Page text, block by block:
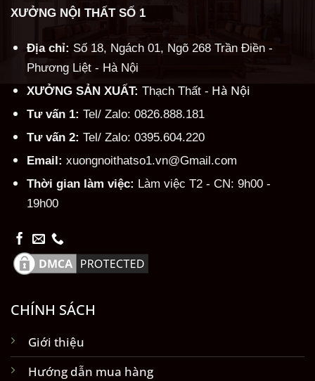
XƯỞNG NỘI THẤT SỐ 1
Địa chỉ: Số 18, Ngách 01, Ngõ 268 Trần Điền -
Phương Liệt - Hà Nội
XƯỞNG SẢN XUẤT: Thạch Thất - Hà Nội
Tư vấn 1: Tel/ Zalo: 0826.888.181
Tư vấn 2: Tel/ Zalo: 0395.604.220
Email: xuongnoithatso1.vn@Gmail.com
Thời gian làm việc: Làm việc T2 - CN: 9h00 -
19h00
CHÍNH SÁCH
Giới thiệu
Hướng dẫn mua hàng